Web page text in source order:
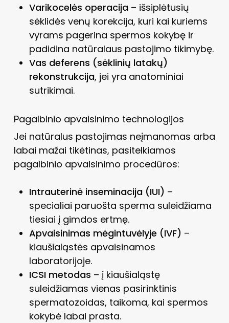
Varikocelės operacija– išsiplėtusių
sėklidės venų korekcija, kuri kai kuriems
vyrams pagerina spermos kokybę ir
padidina natūralaus pastojimo tikimybę.
Vas deferens (sėklinių latakų)
rekonstrukcija, jei yra anatominiai
sutrikimai.
Pagalbinio apvaisinimo technologijos
Jei natūralus pastojimas neįmanomas arba
labai mažai tikėtinas, pasitelkiamos
pagalbinio apvaisinimo procedūros:
Intrauterinė inseminacija (IUI) –
specialiai paruošta sperma suleidžiama
tiesiai į gimdos ertmę.
Apvaisinimas mėgintuvėlyje (IVF) –
kiaušialąstės apvaisinamos
laboratorijoje.
ICSI metodas – į kiaušialąstę
suleidžiamas vienas pasirinktinis
spermatozoidas, taikoma, kai spermos
kokybė labai prasta.